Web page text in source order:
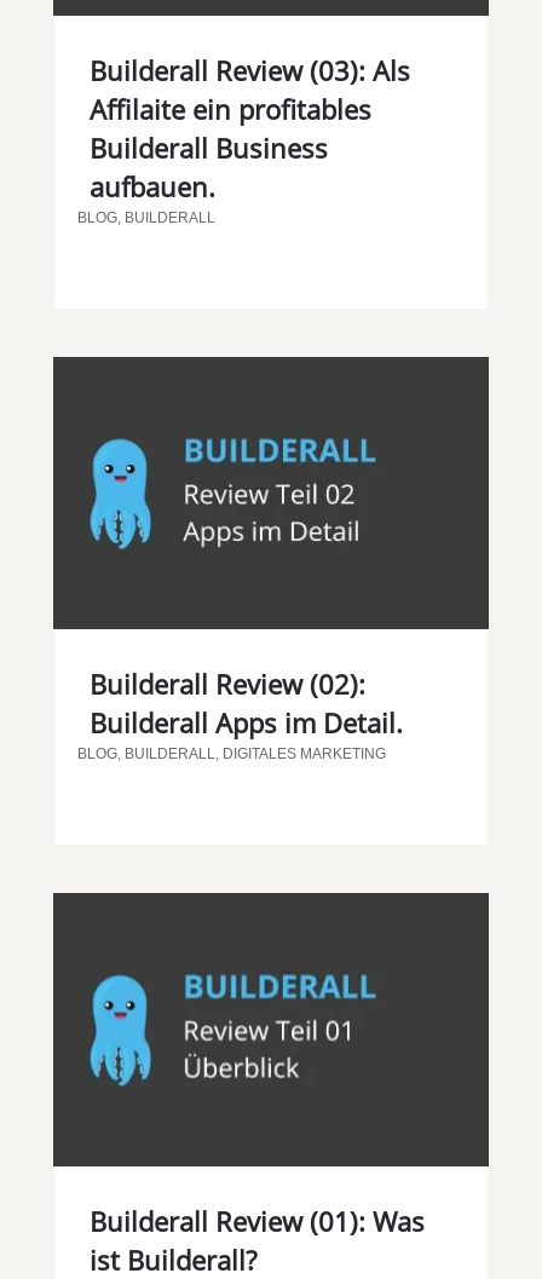
Builderall Review (03): Als
Affilaite ein profitables
Builderall Business
aufbauen.
BLOG, BUILDERALL
Builderall Review (02):
Builderall Apps im Detail.
BLOG, BUILDERALL, DIGITALES MARKETING
Builderall Review (01): Was
ist Builderall?